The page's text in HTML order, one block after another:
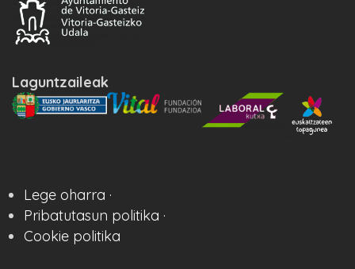
Laguntzaileak
Lege oharra ·
Pribatutasun politika ·
Cookie politika